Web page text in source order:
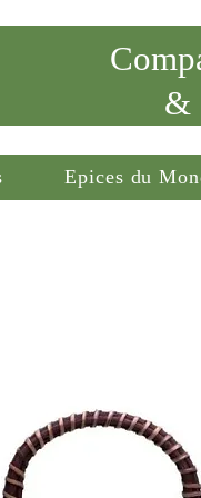
&
Epices du